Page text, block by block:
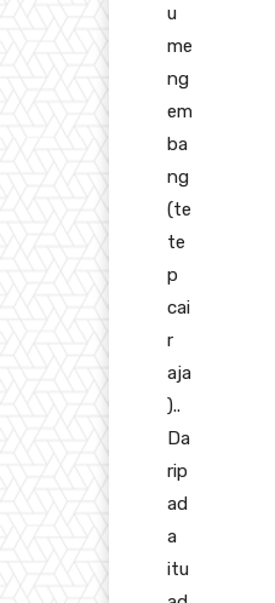
u
me
ng
em
ba
ng
(te
te
p
cai
r
aja
)..
Da
rip
ad
a
itu